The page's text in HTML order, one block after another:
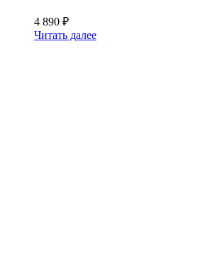
4 890 ₽
Читать далее